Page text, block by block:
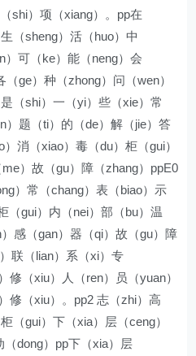
shi）项（xiang）。pp在
（sheng）活（huo）中
）可（ke）能（neng）会
（ge）种（zhong）问（wen）
（shi）一（yi）些（xie）常
）题（ti）的（de）解（jie）答
）消（xiao）毒（du）柜（gui）
）故（gu）障（zhang）ppE0
）常（chang）表（biao）示
（gui）内（nei）部（bu）温
感（gan）器（qi）故（gu）障
联（lian）系（xi）专
修（xiu）人（ren）员（yuan）
修（xiu）。pp2 志（zhi）高
（gui）下（xia）层（ceng）
dong）pp下（xia）层